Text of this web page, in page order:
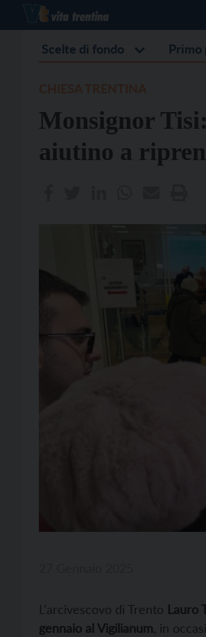
Scelte di fondo Primo
Monsignor
aiutino a
L’arcivescovo di Trento Lauro
gennaio al Vigilianum , in